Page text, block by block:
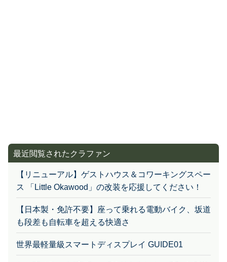
最近閲覧されたクラファン
【リニューアル】ゲストハウス＆コワーキングスペー
ス 「Little Okawood」の改装を応援してください！
【日本製・免許不要】座って乗れる電動バイク、坂道
も段差も自転車を超える快適さ
世界最軽量級スマートディスプレイ GUIDE01